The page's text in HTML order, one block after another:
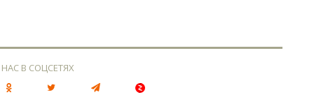
В СОЦСЕТЯХ